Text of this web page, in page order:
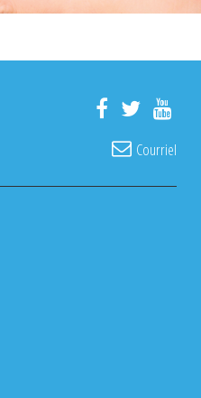
Courriel